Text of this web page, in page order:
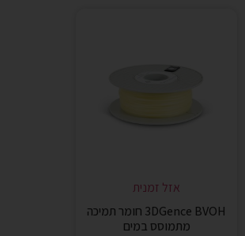
אזל זמנית
3DGence BVOH חומר תמיכה
מתמוסס במים